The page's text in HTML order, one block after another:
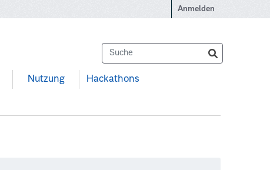
Anmelden
Nutzung Hackathons